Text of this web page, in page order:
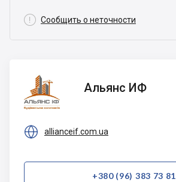
 Сообщить о неточности
Альянс
ИФ
Альянс ИФ
 allianceif.com.ua
+380 (96) 383 73 81